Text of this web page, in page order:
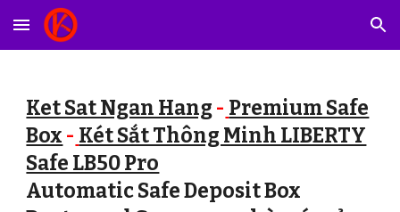
Skip to main content Skip to navigation
Ket Sat Ngan Hang - Premium Safe
Box - Két Sắt Thông Minh LIBERTY
Safe LB50 Pro
Automatic Safe Deposit Box